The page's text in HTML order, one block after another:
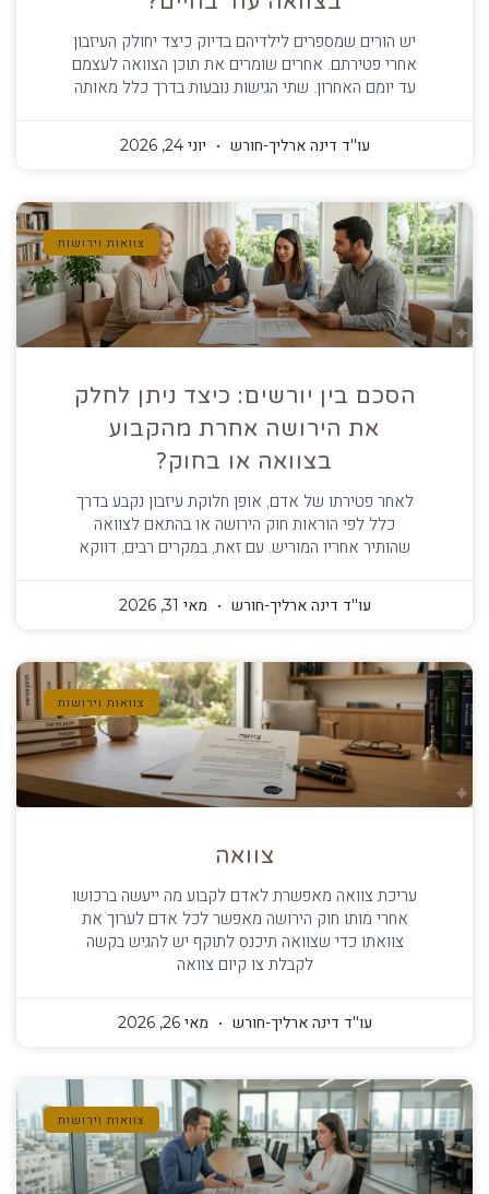
יש הורים שמספרים לילדיהם בדיוק כיצד יחולק העיזבון
אחרי פטירתם. אחרים שומרים את תוכן הצוואה לעצמם
עד יומם האחרון. שתי הגישות נובעות בדרך כלל מאותה
עו''ד דינה ארליך-חורש יוני 24, 2026
צוואות וירושות
הסכם בין יורשים: כיצד ניתן לחלק
את הירושה אחרת מהקבוע
בצוואה או בחוק?
לאחר פטירתו של אדם, אופן חלוקת עיזבון נקבע בדרך
כלל לפי הוראות חוק הירושה או בהתאם לצוואה
שהותיר אחריו המוריש. עם זאת, במקרים רבים, דווקא
עו''ד דינה ארליך-חורש מאי 31, 2026
צוואות וירושות
צוואה
עריכת צוואה מאפשרת לאדם לקבוע מה ייעשה ברכושו
אחרי מותו חוק הירושה מאפשר לכל אדם לערוך את
צוואתו כדי שצוואה תיכנס לתוקף יש להגיש בקשה
לקבלת צו קיום צוואה
עו''ד דינה ארליך-חורש מאי 26, 2026
צוואות וירושות